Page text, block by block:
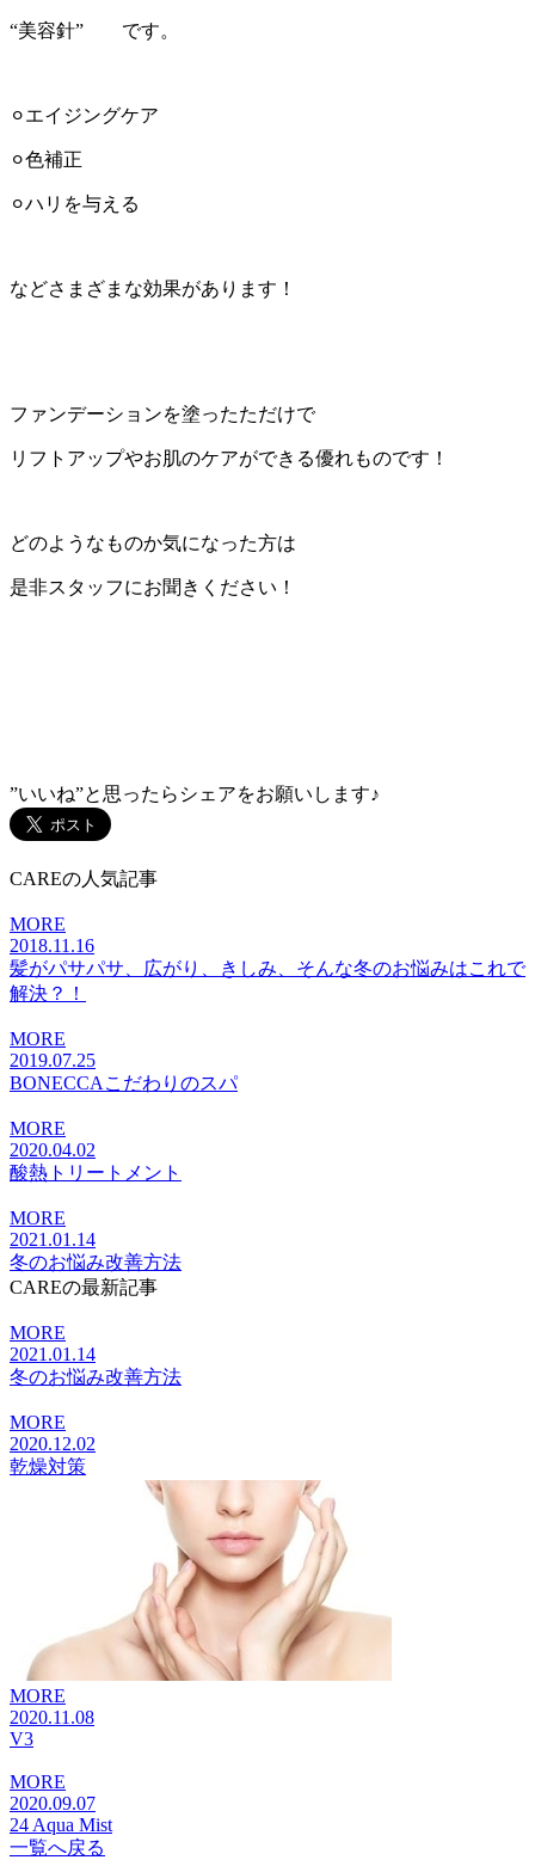
“美容針” です。
⚪︎エイジングケア
⚪︎色補正
⚪︎ハリを与える
などさまざまな効果があります！
ファンデーションを塗ったただけで
リフトアップやお肌のケアができる優れものです！
どのようなものか気になった方は
是非スタッフにお聞きください！
”いいね”と思ったらシェアをお願いします♪
CAREの人気記事
MORE
2018.11.16
髪がパサパサ、広がり、きしみ、そんな冬のお悩みはこれで
解決？！
MORE
2019.07.25
BONECCAこだわりのスパ
MORE
2020.04.02
酸熱トリートメント
MORE
2021.01.14
冬のお悩み改善方法
CAREの最新記事
MORE
2021.01.14
冬のお悩み改善方法
MORE
2020.12.02
乾燥対策
MORE
2020.11.08
V3
MORE
2020.09.07
24 Aqua Mist
一覧へ戻る